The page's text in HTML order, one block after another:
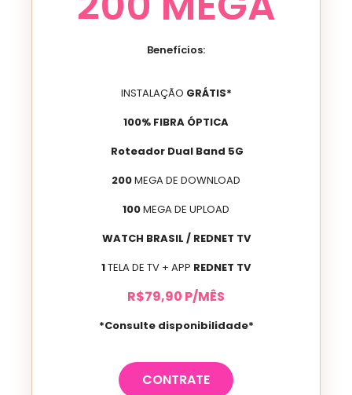
Benefícios:
INSTALAÇÃO GRÁTIS*
100% FIBRA ÓPTICA
Roteador Dual Band 5G
200MEGA DE DOWNLOAD
100MEGA DE UPLOAD
WATCH BRASIL / REDNET TV
1TELA DE TV + APP REDNET TV
R$79,90 P/MÊS
*Consulte disponibilidade*
CONTRATE